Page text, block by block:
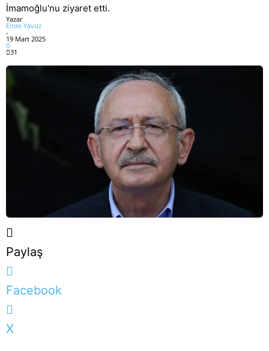
İmamoğlu'nu ziyaret etti.
Yazar
Emre Yavuz
-
19 Mart 2025
0
31
Paylaş
Facebook
X